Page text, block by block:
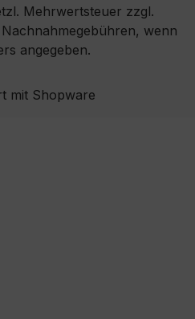
Mehrwertsteuer zzgl.
Nachnahmegebühren, wenn
angegeben.
mit Shopware